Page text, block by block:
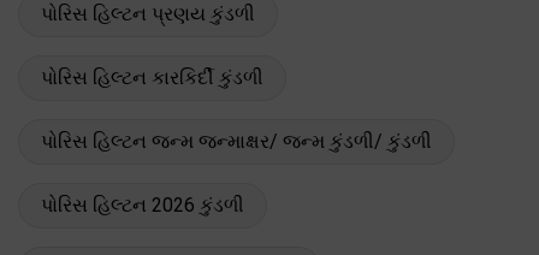
પોરિસ હિલ્ટન પ્રણય કુંડળી
પોરિસ હિલ્ટન કારકિર્દી કુંડળી
પોરિસ હિલ્ટન જન્મ જન્માક્ષર/ જન્મ કુંડળી/ કુંડળી
પોરિસ હિલ્ટન 2026 કુંડળી